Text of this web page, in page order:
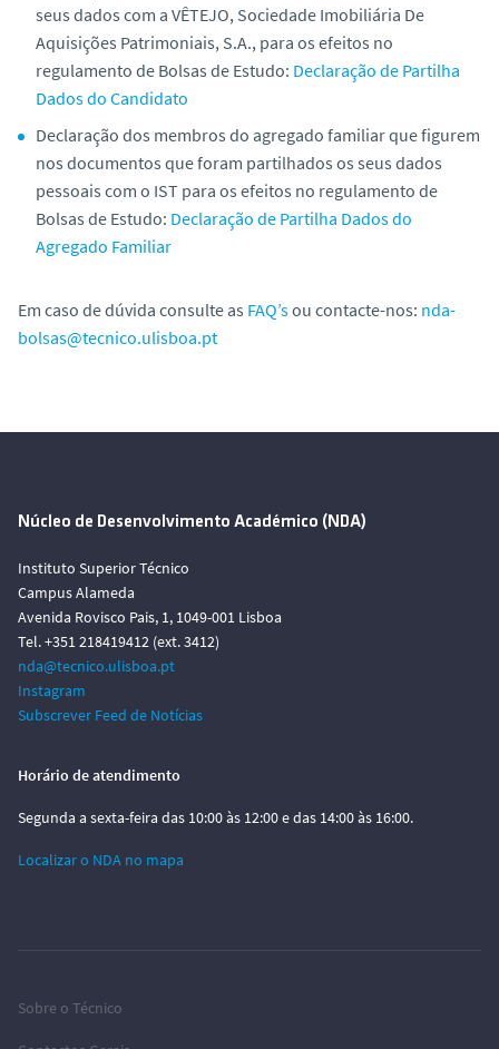
seus dados com a VÊTEJO, Sociedade Imobiliária De
Aquisições Patrimoniais, S.A., para os efeitos no
regulamento de Bolsas de Estudo: Declaração de Partilha
Dados do Candidato
Declaração dos membros do agregado familiar que figurem
nos documentos que foram partilhados os seus dados
pessoais com o IST para os efeitos no regulamento de
Bolsas de Estudo: Declaração de Partilha Dados do
Agregado Familiar
Em caso de dúvida consulte as FAQ’sou contacte-nos: nda-
bolsas@tecnico.ulisboa.pt
Núcleo de Desenvolvimento Académico (NDA)
Instituto Superior Técnico
Campus Alameda
Avenida Rovisco Pais, 1, 1049-001 Lisboa
Tel. +351 218419412 (ext. 3412)
nda@tecnico.ulisboa.pt
Instagram
Subscrever Feed de Notícias
Horário de atendimento
Segunda a sexta-feira das 10:00 às 12:00 e das 14:00 às 16:00.
Localizar o NDA no mapa
Sobre o Técnico